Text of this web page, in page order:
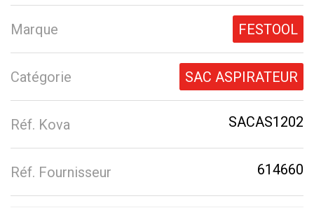
Marque FESTOOL
Catégorie SAC ASPIRATEUR
Réf. Kova SACAS1202
Réf. Fournisseur 614660